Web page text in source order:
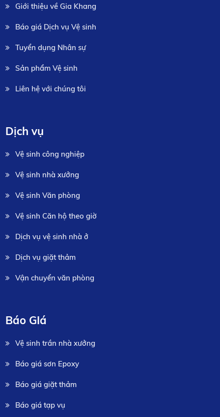
Giới thiệu về Gia Khang
Báo giá Dịch vụ Vệ sinh
Tuyển dụng Nhân sự
Sản phẩm Vệ sinh
Liên hệ với chúng tôi
Dịch vụ
Vệ sinh công nghiệp
Vệ sinh nhà xưởng
Vệ sinh Văn phòng
Vệ sinh Căn hộ theo giờ
Dịch vụ vệ sinh nhà ở
Dịch vụ giặt thảm
Vận chuyển văn phòng
Báo GIá
Vệ sinh trần nhà xưởng
Báo giá sơn Epoxy
Báo giá giặt thảm
Báo giá tạp vụ